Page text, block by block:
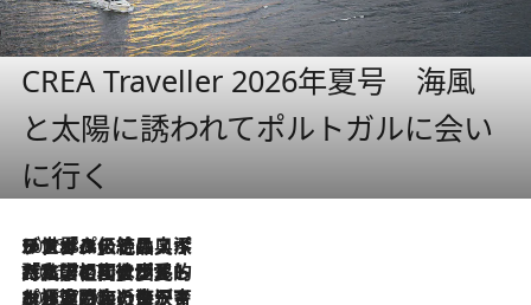
CREA Traveller 2026年夏号 海風
と太陽に誘われてポルトガルに会い
に行く
2026.8.8
リスボンの絶品スイーツ「パステル・デ・ナタ」とは？ポルトガル伝統の奥深い世界へ
2026.7.27
「私の祖国はポルトガル語です」国民的詩人フェルナンド・ペソアと、彼が愛した文学の街を歩く
2026.7.26
ポルトガル近海が育む極上の海の幸。キリリと冷えた白ワインと愉しむ、シーフード専門店の贅沢